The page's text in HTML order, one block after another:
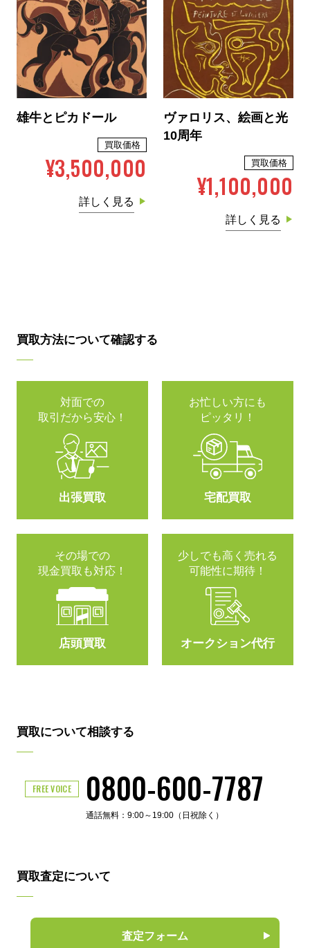
雄牛とピカドール
買取価格
¥3,500,000
詳しく見る
ヴァロリス、絵画と光
10周年
買取価格
¥1,100,000
詳しく見る
買取方法について確認する
対面での
取引だから安心！
出張買取
お忙しい方にも
ピッタリ！
宅配買取
その場での
現金買取も対応！
店頭買取
少しでも高く売れる
可能性に期待！
オークション代行
買取について相談する
FREE VOICE 0800-600-7787
通話無料：9:00～19:00（日祝除く）
買取査定について
査定フォーム